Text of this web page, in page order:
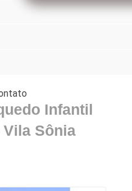
Infantil
Vila Sônia